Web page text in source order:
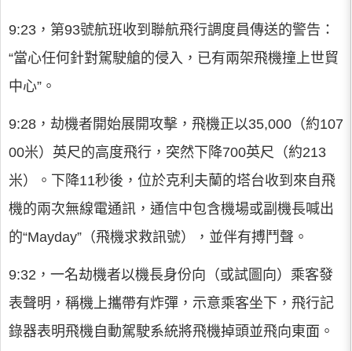
9:23，第93號航班收到聯航飛行調度員傳送的警告：
“當心任何針對駕駛艙的侵入，已有兩架飛機撞上世貿
中心”。
9:28，劫機者開始展開攻擊，飛機正以35,000（約107
00米）英尺的高度飛行，突然下降700英尺（約213
米）。下降11秒後，位於克利夫蘭的塔台收到來自飛
機的兩次無線電通訊，通信中包含機場或副機長喊出
的“Mayday”（飛機求救訊號），並伴有搏鬥聲。
9:32，一名劫機者以機長身份向（或試圖向）乘客發
表聲明，稱機上攜帶有炸彈，示意乘客坐下，飛行記
錄器表明飛機自動駕駛系統將飛機掉頭並飛向東面。